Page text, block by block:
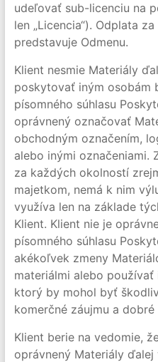
udeľovať sub-licenciu na
len „Licencia“). Odplata
predstavuje Odmenu.
Klient nesmie Materiály
poskytovať iným osobám
písomného súhlasu
oprávnený označovať
obchodným označením,
alebo inými označeniami.
za každých okolností
majetkom, nemá k nim
využíva len na základe
Klient. Klient nie je
písomného súhlasu
akékoľvek zmeny
materiálmi alebo
ktorý by mohol byť
komerčné záujmu a
Klient berie na vedomie,
oprávnený Materiály